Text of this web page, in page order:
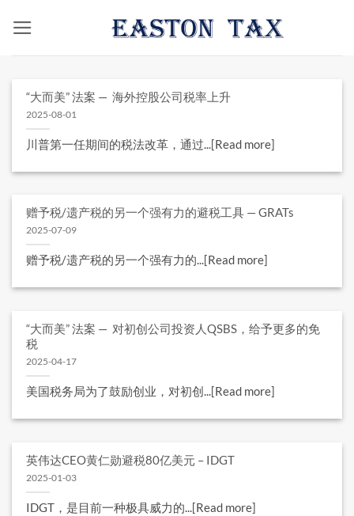
内
“大而美” 法案 — 海外控股公司税率上升
2025-08-01
川普第一任期间的税法改革，通过...[Read more]
赠予税/遗产税的另一个强有力的避税工具 — GRATs
2025-07-09
赠予税/遗产税的另一个强有力的...[Read more]
“大而美” 法案 — 对初创公司投资人QSBS，给予更多的免
税
2025-04-17
美国税务局为了鼓励创业，对初创...[Read more]
英伟达CEO黄仁勋避税80亿美元 – IDGT
2025-01-03
IDGT，是目前一种极具威力的...[Read more]